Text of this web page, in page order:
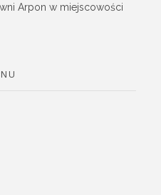
Arpon w miejscowości